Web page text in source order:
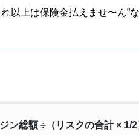
れ以上は保険金払えませ〜ん”
ン総額 ÷（リスクの合計 × 1/